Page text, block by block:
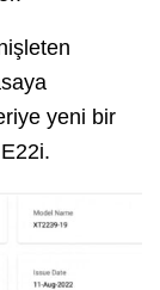
yeni bir